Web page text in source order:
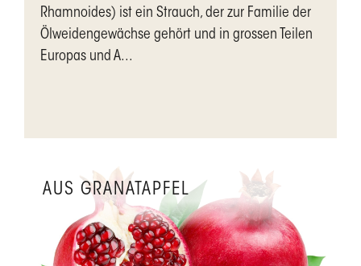
Rhamnoides) ist ein Strauch, der zur Familie der
Ölweidengewächse gehört und in grossen Teilen
Europas und A...
AUS GRANATAPFEL